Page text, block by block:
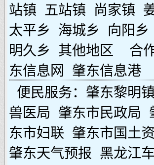
站镇
五站镇 尚家镇
太平乡
海城乡 向阳乡
明久乡
其他地区 合作
东信息网
肇东信息港
便民服务： 肇东黎明镇
兽医局 肇东市民政局
东市妇联 肇东市国土
肇东天气预报 黑龙江